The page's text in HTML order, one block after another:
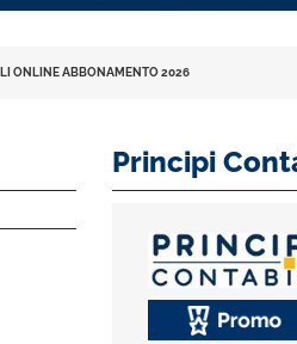
ONLINE ABBONAMENTO 2026
Principi